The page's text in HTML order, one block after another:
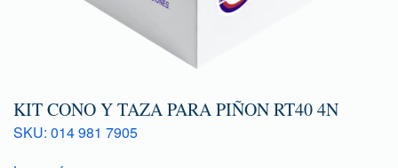
KIT CONO Y TAZA PARA PIÑON RT40 4N
SKU: 014 981 7905